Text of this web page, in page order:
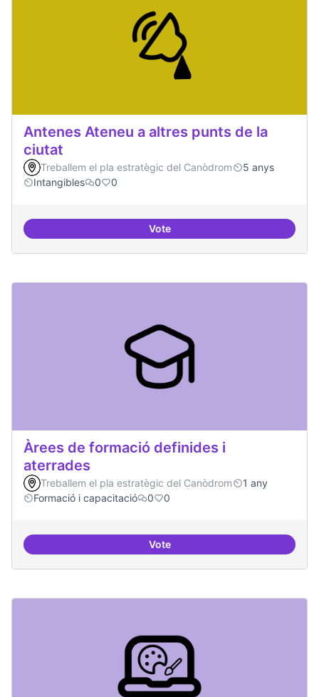
Antenes Ateneu a altres punts de la
ciutat
Treballem el pla estratègic del Canòdrom
5 anys
Intangibles
0 0
VoteAntenes Ateneu a altres punts
Àrees de formació definides i
aterrades
Treballem el pla estratègic del Canòdrom
1 any
Formació i capacitació
0 0
VoteÀrees de formació definides i